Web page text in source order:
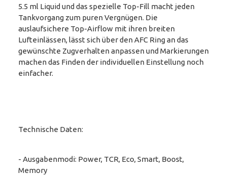
5.5 ml Liquid und das spezielle Top-Fill macht jeden
Tankvorgang zum puren Vergnügen. Die
auslaufsichere Top-Airflow mit ihren breiten
Lufteinlässen, lässt sich über den AFC Ring an das
gewünschte Zugverhalten anpassen und Markierungen
machen das Finden der individuellen Einstellung noch
einfacher.
Technische Daten:
- Ausgabenmodi: Power, TCR, Eco, Smart, Boost,
Memory